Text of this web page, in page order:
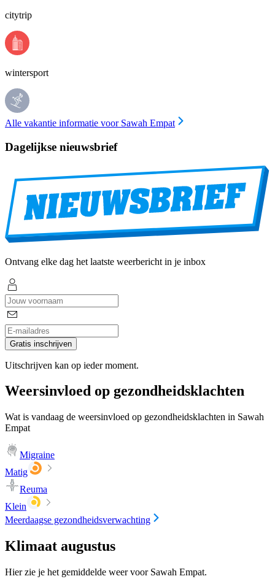
citytrip
wintersport
Alle vakantie informatie voor Sawah Empat
Dagelijkse nieuwsbrief
Ontvang elke dag het laatste weerbericht in je inbox
Gratis inschrijven
Uitschrijven kan op ieder moment.
Weersinvloed op gezondheidsklachten
Wat is vandaag de weersinvloed op gezondheidsklachten in Sawah
Empat
Migraine
Matig
Reuma
Klein
Meerdaagse gezondheidsverwachting
Klimaat augustus
Hier zie je het gemiddelde weer voor Sawah Empat.